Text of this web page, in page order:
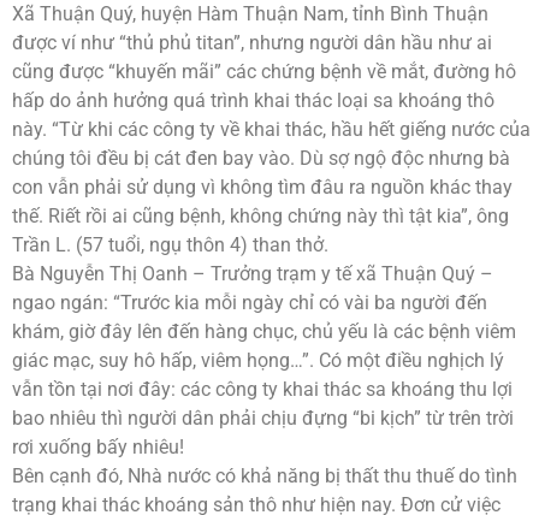
Xã Thuận Quý, huyện Hàm Thuận Nam, tỉnh Bình Thuận
được ví như “thủ phủ titan”, nhưng người dân hầu như ai
cũng được “khuyến mãi” các chứng bệnh về mắt, đường hô
hấp do ảnh hưởng quá trình khai thác loại sa khoáng thô
này. “Từ khi các công ty về khai thác, hầu hết giếng nước của
chúng tôi đều bị cát đen bay vào. Dù sợ ngộ độc nhưng bà
con vẫn phải sử dụng vì không tìm đâu ra nguồn khác thay
thế. Riết rồi ai cũng bệnh, không chứng này thì tật kia”, ông
Trần L. (57 tuổi, ngụ thôn 4) than thở.
Bà Nguyễn Thị Oanh – Trưởng trạm y tế xã Thuận Quý –
ngao ngán: “Trước kia mỗi ngày chỉ có vài ba người đến
khám, giờ đây lên đến hàng chục, chủ yếu là các bệnh viêm
giác mạc, suy hô hấp, viêm họng…”. Có một điều nghịch lý
vẫn tồn tại nơi đây: các công ty khai thác sa khoáng thu lợi
bao nhiêu thì người dân phải chịu đựng “bi kịch” từ trên trời
rơi xuống bấy nhiêu!
Bên cạnh đó, Nhà nước có khả năng bị thất thu thuế do tình
trạng khai thác khoáng sản thô như hiện nay. Đơn cử việc